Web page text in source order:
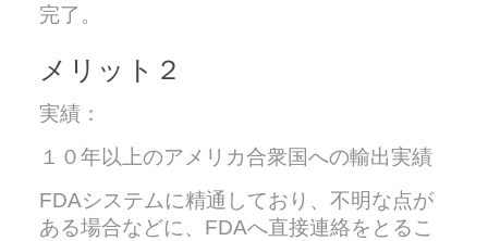
完了。
メリット２
実績：
１０年以上のアメリカ合衆国への輸出実績
FDAシステムに精通しており、不明な点が
ある場合などに、FDAへ直接連絡をとるこ